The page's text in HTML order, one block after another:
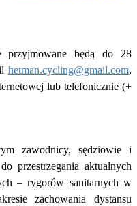
przyjmowane będą do 28
hetman.cycling@gmail.com,
lub telefonicznie (+
zawodnicy, sędziowie i
przestrzegania aktualnych
– rygorów sanitarnych w
zachowania dystansu